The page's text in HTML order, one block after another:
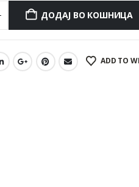
ДОДАЈ ВО КОШНИЦА
ADD TO